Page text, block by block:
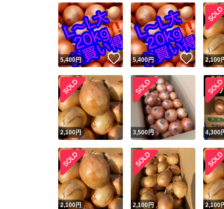
5,400円 いいね！
5,400円 いいね
2,100
2,100円 3,500円 4,300
2,100円 2,100円 2,100